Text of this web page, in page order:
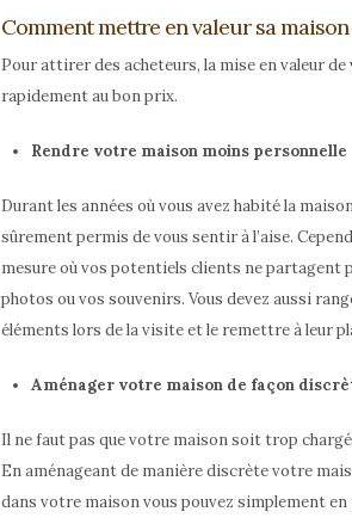
Comment mettre en valeur sa
Pour attirer des acheteurs, la mise en valeur
rapidement au bon prix.
Rendre votre maison moins personnelle
Durant les années où vous avez habité la
sûrement permis de vous sentir à l’aise.
mesure où vos potentiels clients ne partagent
photos ou vos souvenirs. Vous devez aussi
éléments lors de la visite et le remettre à leur
Aménager votre maison de façon
Il ne faut pas que votre maison soit trop
En aménageant de manière discrète votre
dans votre maison vous pouvez simplement